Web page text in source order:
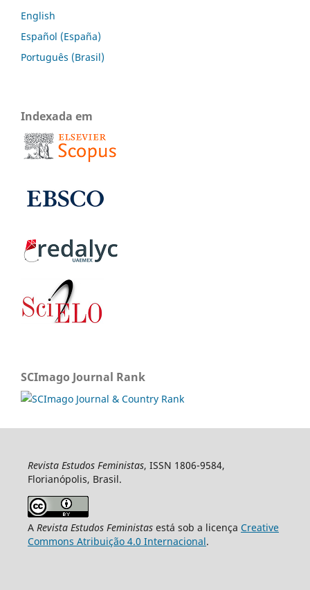
English
Español (España)
Português (Brasil)
Indexada em
SCImago Journal Rank
Revista Estudos Feministas, ISSN 1806-9584,
Florianópolis, Brasil.
A Revista Estudos Feministasestá sob a licença Creative
Commons Atribuição 4.0 Internacional.